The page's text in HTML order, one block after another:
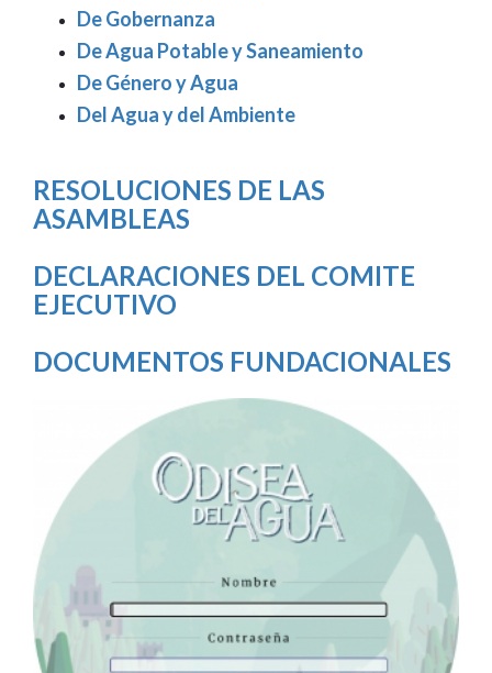
De Gobernanza
De Agua Potable y Saneamiento
De Género y Agua
Del Agua y del Ambiente
RESOLUCIONES DE LAS
ASAMBLEAS
DECLARACIONES DEL COMITE
EJECUTIVO
DOCUMENTOS FUNDACIONALES